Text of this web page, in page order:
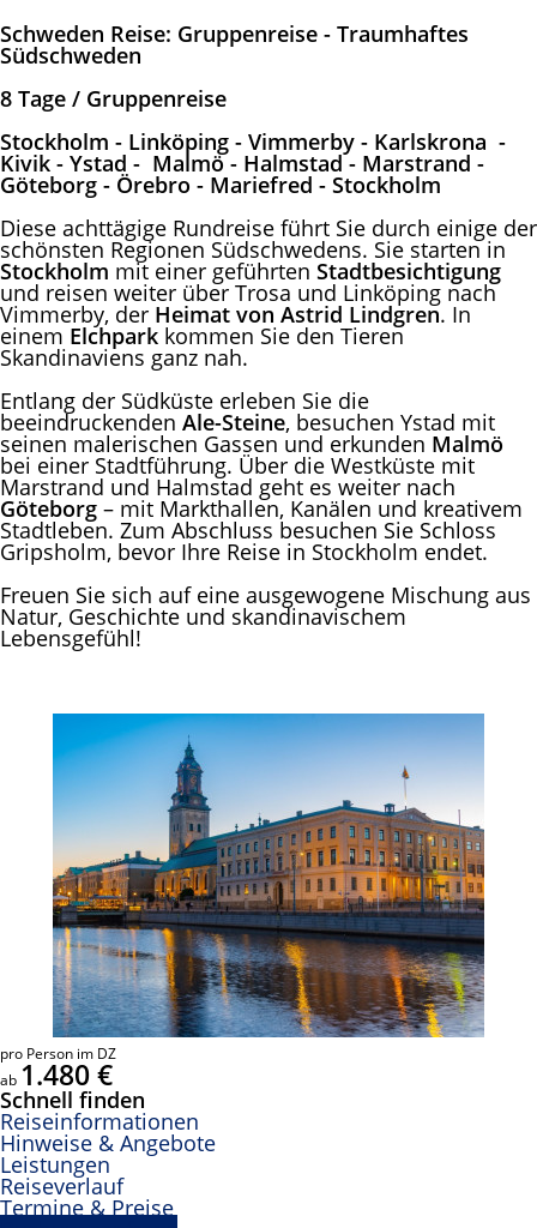
Schweden Reise: Gruppenreise - Traumhaftes
Südschweden
8 Tage / Gruppenreise
Stockholm - Linköping - Vimmerby - Karlskrona -
Kivik - Ystad - Malmö - Halmstad - Marstrand -
Göteborg - Örebro - Mariefred - Stockholm
Diese achttägige Rundreise führt Sie durch einige der
schönsten Regionen Südschwedens. Sie starten in
Stockholm mit einer geführten Stadtbesichtigung
und reisen weiter über Trosa und Linköping nach
Vimmerby, der Heimat von Astrid Lindgren. In
einem Elchpark kommen Sie den Tieren
Skandinaviens ganz nah.
Entlang der Südküste erleben Sie die
beeindruckenden Ale-Steine, besuchen Ystad mit
seinen malerischen Gassen und erkunden Malmö
bei einer Stadtführung. Über die Westküste mit
Marstrand und Halmstad geht es weiter nach
Göteborg – mit Markthallen, Kanälen und kreativem
Stadtleben. Zum Abschluss besuchen Sie Schloss
Gripsholm, bevor Ihre Reise in Stockholm endet.
Freuen Sie sich auf eine ausgewogene Mischung aus
Natur, Geschichte und skandinavischem
Lebensgefühl!
pro Person im DZ
ab 1.480 €
Schnell finden
Reiseinformationen
Hinweise & Angebote
Leistungen
Reiseverlauf
Termine & Preise